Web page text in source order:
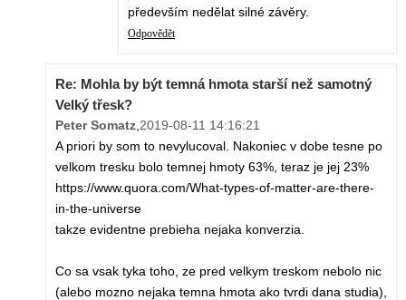
především nedělat silné závěry.
Odpovědět
Re: Mohla by být temná hmota starší než samotný
Velký třesk?
Peter Somatz 2019-08-11 14:16:21
A priori by som to nevylucoval. Nakoniec v dobe tesne po
velkom tresku bolo temnej hmoty 63%, teraz je jej 23%
https://www.quora.com/What-types-of-matter-are-there-
in-the-universe
takze evidentne prebieha nejaka konverzia.
Co sa vsak tyka toho, ze pred velkym treskom nebolo nic
(alebo mozno nejaka temna hmota ako tvrdi dana studia),